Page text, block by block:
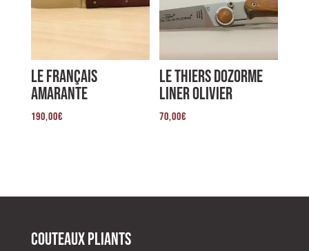
Le Français
Amarante
190,00€
Le Thiers Dozorme
Liner Olivier
70,00€
Couteaux pliants